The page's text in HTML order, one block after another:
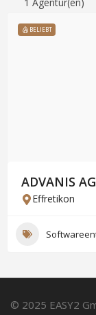
BELIEBT
ADVANIS AG
Effretikon
© 2025 EASY2